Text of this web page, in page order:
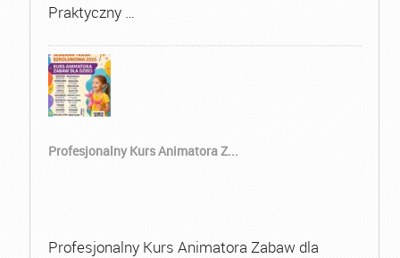
Praktyczny …
Profesjonalny Kurs Animatora Z...
Profesjonalny Kurs Animatora Zabaw dla